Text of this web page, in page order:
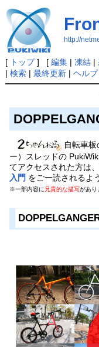
http://
[ トップ] [ 編集| 凍結|
| 検索| 最終更新| ヘルプ
自転車
ー）スレッドの
てアクセスされた方は
入門 をご一読される
※一部内容に 兄貴的な描写があり